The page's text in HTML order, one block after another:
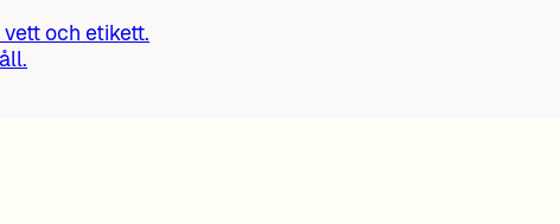
och etikett.